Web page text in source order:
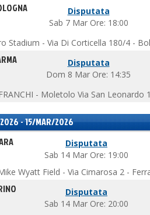
Disputata
Sab 7 Mar Ore: 18:00
Stadium - Via Di Corticella 180/4 -
Disputata
Dom 8 Mar Ore: 14:35
- Moletolo Via San Leonardo
- 15/MAR/2026
Disputata
Sab 14 Mar Ore: 19:00
Wyatt Field - Via Cimarosa 2 -
Disputata
Sab 14 Mar Ore: 20:00